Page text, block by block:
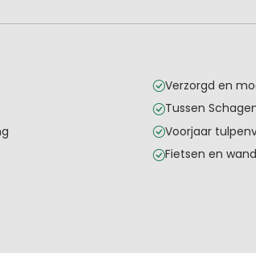
Verzorgd en
Tussen
Voorjaar
Fietsen en
auto